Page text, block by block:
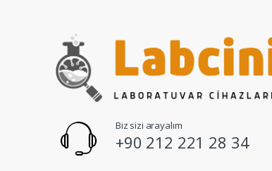
Biz sizi arayalım
+90 212 221 28 34